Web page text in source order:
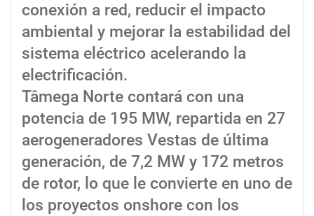
conexión a red, reducir el impacto
ambiental y mejorar la estabilidad del
sistema eléctrico acelerando la
electrificación.
Tâmega Norte contará con una
potencia de 195 MW, repartida en 27
aerogeneradores Vestas de última
generación, de 7,2 MW y 172 metros
de rotor, lo que le convierte en uno de
los proyectos onshore con los